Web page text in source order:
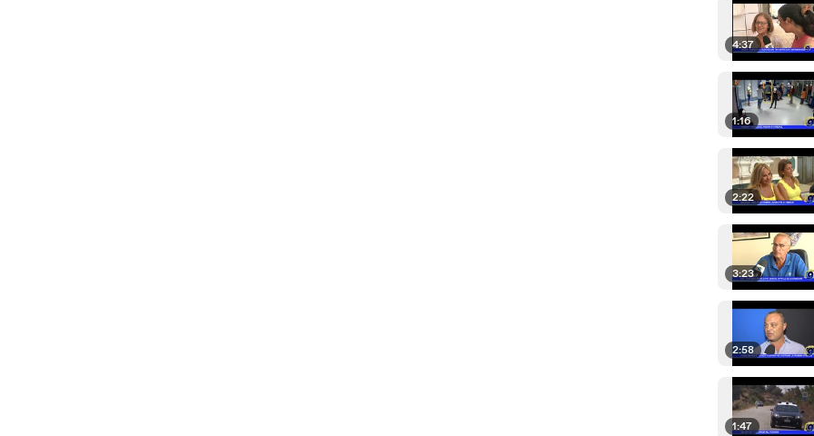
4:37
1:16
2:22
3:23
2:58
1:47